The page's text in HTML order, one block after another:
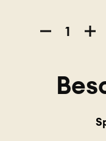
Imperial